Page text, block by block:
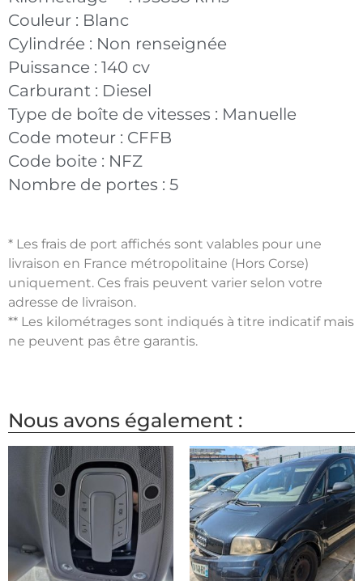
Couleur : Blanc
Cylindrée : Non renseignée
Puissance : 140 cv
Carburant : Diesel
Type de boîte de vitesses : Manuelle
Code moteur : CFFB
Code boite : NFZ
Nombre de portes : 5
* Les frais de port affichés sont valables pour une
livraison en France métropolitaine (Hors Corse)
uniquement. Ces frais peuvent varier selon votre
adresse de livraison.
** Les kilométrages sont indiqués à titre indicatif mais
ne peuvent pas être garantis.
Nous avons également :